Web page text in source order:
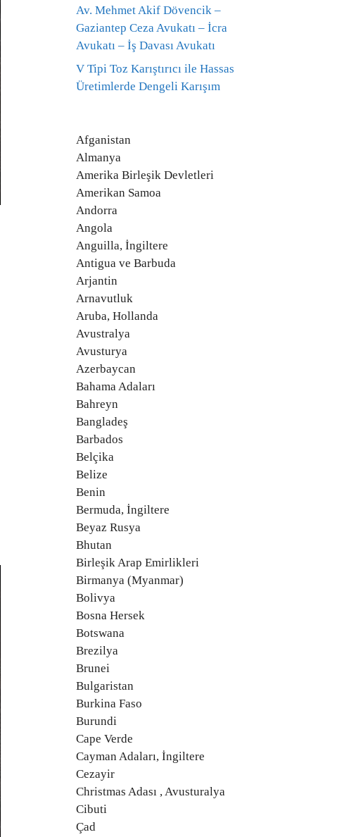
Av. Mehmet Akif Dövencik –
Gaziantep Ceza Avukatı – İcra
Avukatı – İş Davası Avukatı
V Tipi Toz Karıştırıcı ile Hassas
Üretimlerde Dengeli Karışım
Afganistan
Almanya
Amerika Birleşik Devletleri
Amerikan Samoa
Andorra
Angola
Anguilla, İngiltere
Antigua ve Barbuda
Arjantin
Arnavutluk
Aruba, Hollanda
Avustralya
Avusturya
Azerbaycan
Bahama Adaları
Bahreyn
Bangladeş
Barbados
Belçika
Belize
Benin
Bermuda, İngiltere
Beyaz Rusya
Bhutan
Birleşik Arap Emirlikleri
Birmanya (Myanmar)
Bolivya
Bosna Hersek
Botswana
Brezilya
Brunei
Bulgaristan
Burkina Faso
Burundi
Cape Verde
Cayman Adaları, İngiltere
Cezayir
Christmas Adası , Avusturalya
Cibuti
Çad